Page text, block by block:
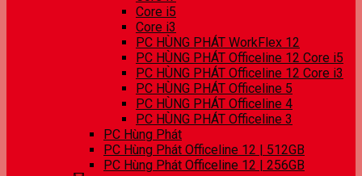
Core i5
Core i3
PC HÙNG PHÁT WorkFlex 12
PC HÙNG PHÁT Officeline 12 Core i5
PC HÙNG PHÁT Officeline 12 Core i3
PC HÙNG PHÁT Officeline 5
PC HÙNG PHÁT Officeline 4
PC HÙNG PHÁT Officeline 3
PC Hùng Phát
PC Hùng Phát Officeline 12 | 512GB
PC Hùng Phát Officeline 12 | 256GB